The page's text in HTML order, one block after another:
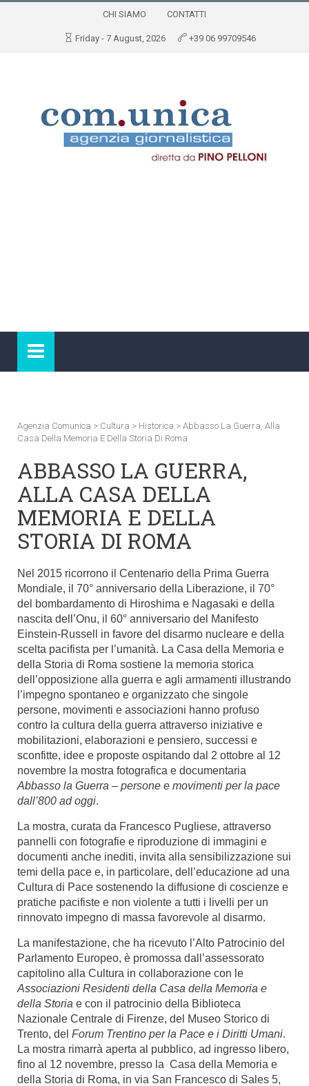
CHI SIAMO CONTATTI
Friday - 7 August, 2026 +39 06 99709546
Agenzia Comunica > Cultura > Historica > Abbasso La Guerra, Alla
Casa Della Memoria E Della Storia Di Roma
ABBASSO LA GUERRA,
ALLA CASA DELLA
MEMORIA E DELLA
STORIA DI ROMA
Nel 2015 ricorrono il Centenario della Prima Guerra
Mondiale, il 70° anniversario della Liberazione, il 70°
del bombardamento di Hiroshima e Nagasaki e della
nascita dell’Onu, il 60° anniversario del Manifesto
Einstein-Russell in favore del disarmo nucleare e della
scelta pacifista per l’umanità. La Casa della Memoria e
della Storia di Roma sostiene la memoria storica
dell’opposizione alla guerra e agli armamenti illustrando
l’impegno spontaneo e organizzato che singole
persone, movimenti e associazioni hanno profuso
contro la cultura della guerra attraverso iniziative e
mobilitazioni, elaborazioni e pensiero, successi e
sconfitte, idee e proposte ospitando dal 2 ottobre al 12
novembre la mostra fotografica e documentaria
Abbasso la Guerra – persone e movimenti per la pace
dall’800 ad oggi.
La mostra, curata da Francesco Pugliese, attraverso
pannelli con fotografie e riproduzione di immagini e
documenti anche inediti, invita alla sensibilizzazione sui
temi della pace e, in particolare, dell’educazione ad una
Cultura di Pace sostenendo la diffusione di coscienze e
pratiche pacifiste e non violente a tutti i livelli per un
rinnovato impegno di massa favorevole al disarmo.
La manifestazione, che ha ricevuto l’Alto Patrocinio del
Parlamento Europeo, è promossa dall’assessorato
capitolino alla Cultura in collaborazione con le
Associazioni Residenti della Casa della Memoria e
della Storia e con il patrocinio della Biblioteca
Nazionale Centrale di Firenze, del Museo Storico di
Trento, del Forum Trentino per la Pace e i Diritti Umani.
La mostra rimarrà aperta al pubblico, ad ingresso libero,
fino al 12 novembre, presso la Casa della Memoria e
della Storia di Roma, in via San Francesco di Sales 5,